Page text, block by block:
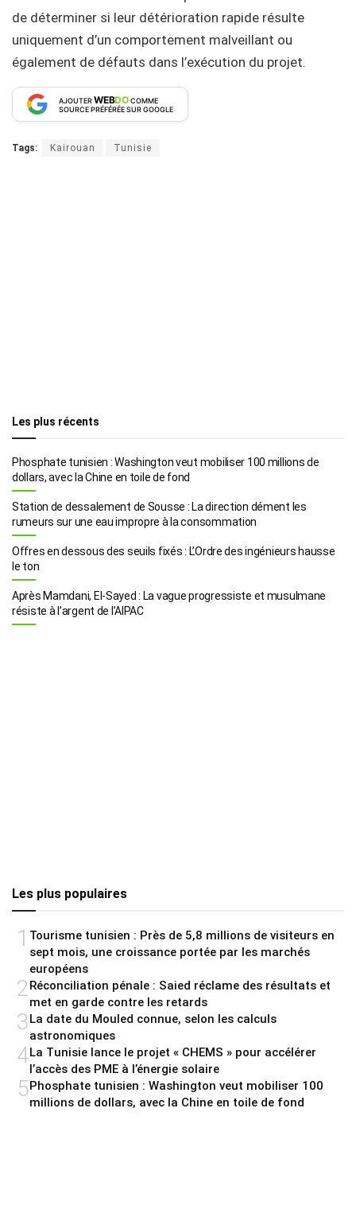
de déterminer si leur détérioration rapide résulte
uniquement d’un comportement malveillant ou
également de défauts dans l’exécution du projet.
AJOUTERWEBDOCOMME
SOURCE PRÉFÉRÉE SUR GOOGLE
Tags: Kairouan Tunisie
Les plus récents
Phosphate tunisien : Washington veut mobiliser 100 millions de
dollars, avec la Chine en toile de fond
Station de dessalement de Sousse : La direction dément les
rumeurs sur une eau impropre à la consommation
Offres en dessous des seuils fixés : L’Ordre des ingénieurs hausse
le ton
Après Mamdani, El-Sayed : La vague progressiste et musulmane
résiste à l’argent de l’AIPAC
Les plus populaires
1 Tourisme tunisien : Près de 5,8 millions de visiteurs en
sept mois, une croissance portée par les marchés
européens
2 Réconciliation pénale : Saied réclame des résultats et
met en garde contre les retards
3 La date du Mouled connue, selon les calculs
astronomiques
4La Tunisie lance le projet « CHEMS » pour accélérer
l’accès des PME à l’énergie solaire
5Phosphate tunisien : Washington veut mobiliser 100
millions de dollars, avec la Chine en toile de fond